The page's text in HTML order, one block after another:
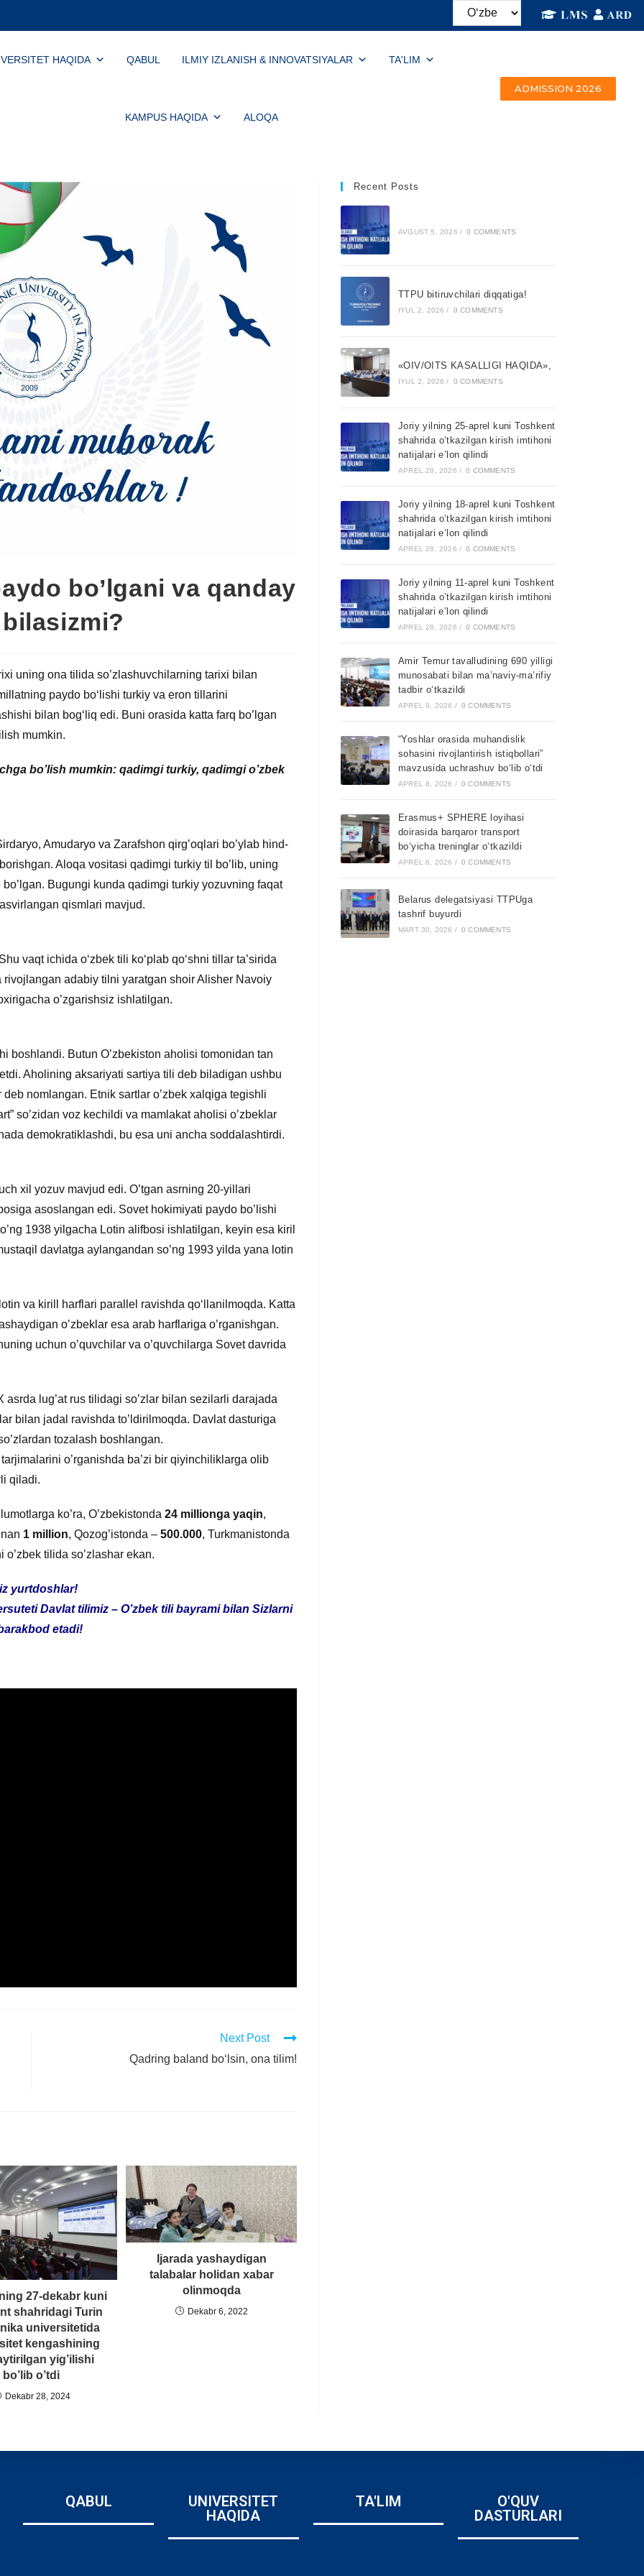
HAQIDA QABUL ILMIY IZLANISH & INNOVATSIYALAR TA'LIM
KAMPUS HAQIDA ALOQA
ADMISSION 2026
bo’lgani va qanday
uning ona tilida so’zlashuvchilarning tarixi bilan
paydo bo‘lishi turkiy va eron tillarini
bilan bog‘liq edi. Buni orasida katta farq bo’lgan
mumkin.
bo’lish mumkin: qadimgi turkiy, qadimgi o’zbek
Amudaryo va Zarafshon qirg’oqlari bo’ylab hind-
Aloqa vositasi qadimgi turkiy til bo’lib, uning
Bugungi kunda qadimgi turkiy yozuvning faqat
qismlari mavjud.
vaqt ichida o‘zbek tili ko‘plab qo‘shni tillar ta’sirida
adabiy tilni yaratgan shoir Alisher Navoiy
o’zgarishsiz ishlatilgan.
boshlandi. Butun O’zbekiston aholisi tomonidan tan
Aholining aksariyati sartiya tili deb biladigan ushbu
nomlangan. Etnik sartlar o’zbek xalqiga tegishli
so’zidan voz kechildi va mamlakat aholisi o’zbeklar
demokratiklashdi, bu esa uni ancha soddalashtirdi.
xil yozuv mavjud edi. O’tgan asrning 20-yillari
asoslangan edi. Sovet hokimiyati paydo bo’lishi
1938 yilgacha Lotin alifbosi ishlatilgan, keyin esa kiril
davlatga aylangandan so’ng 1993 yilda yana lotin
va kirill harflari parallel ravishda qo‘llanilmoqda. Katta
o’zbeklar esa arab harflariga o’rganishgan.
uchun o’quvchilar va o’quvchilarga Sovet davrida
asrda lug’at rus tilidagi so’zlar bilan sezilarli darajada
bilan jadal ravishda to’ldirilmoqda. Davlat dasturiga
tozalash boshlangan.
o’rganishda ba’zi bir qiyinchiliklarga olib
qiladi.
ko’ra, O’zbekistonda 24 millionga yaqin,
1 million, Qozog’istonda – 500.000, Turkmanistonda
o’zbek tilida so’zlashar ekan.
yurtdoshlar!
Davlat tilimiz – O’zbek tili bayrami bilan Sizlarni
etadi!
Next Post
Qadring baland bo‘lsin, ona tilim!
27-dekabr kuni
shahridagi Turin
universitetida
kengashining
yig’ilishi
bo’lib o’tdi
Dekabr 28, 2024
Ijarada yashaydigan
talabalar holidan xabar
olinmoqda
Dekabr 6, 2022
Recent Posts
AVGUST 5, 2026 / 0 COMMENTS
TTPU bitiruvchilari diqqatiga!
IYUL 2, 2026 / 0 COMMENTS
«OIV/OITS KASALLIGI HAQIDA»,
IYUL 2, 2026 / 0 COMMENTS
Joriy yilning 25-aprel kuni Toshkent
shahrida o’tkazilgan kirish imtihoni
natijalari e’lon qilindi
APREL 28, 2026 / 0 COMMENTS
Joriy yilning 18-aprel kuni Toshkent
shahrida o’tkazilgan kirish imtihoni
natijalari e’lon qilindi
APREL 28, 2026 / 0 COMMENTS
Joriy yilning 11-aprel kuni Toshkent
shahrida o’tkazilgan kirish imtihoni
natijalari e’lon qilindi
APREL 28, 2026 / 0 COMMENTS
Amir Temur tavalludining 690 yilligi
munosabati bilan ma’naviy-ma’rifiy
tadbir o‘tkazildi
APREL 9, 2026 / 0 COMMENTS
“Yoshlar orasida muhandislik
sohasini rivojlantirish istiqbollari”
mavzusida uchrashuv bo‘lib o‘tdi
APREL 8, 2026 / 0 COMMENTS
Erasmus+ SPHERE loyihasi
doirasida barqaror transport
bo‘yicha treninglar o‘tkazildi
APREL 6, 2026 / 0 COMMENTS
Belarus delegatsiyasi TTPUga
tashrif buyurdi
MART 30, 2026 / 0 COMMENTS
QABUL
UNIVERSITET
HAQIDA
TA'LIM
O'QUV
DASTURLARI